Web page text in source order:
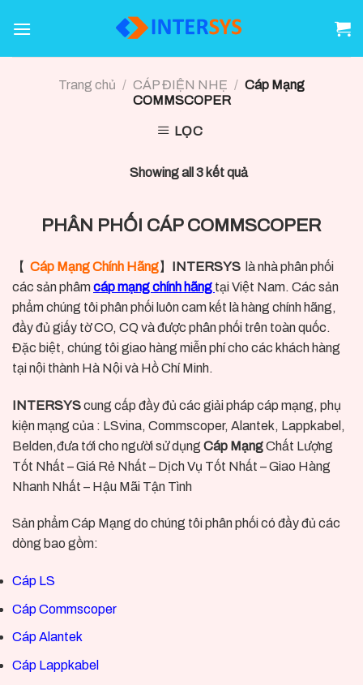
Trang chủ / CÁP ĐIỆN NHẸ / Cáp Mạng
COMMSCOPER
LỌC
Showing all 3 kết quả
PHÂN PHỐI CÁP COMMSCOPER
【 Cáp Mạng Chính Hãng】 INTERSYS là nhà phân phối
các sản phâmcáp mạng chính hãng tại Việt Nam. Các sản
phẩm chúng tôi phân phối luôn cam kết là hàng chính hãng,
đầy đủ giấy tờ CO, CQ và được phân phối trên toàn quốc.
Đặc biệt, chúng tôi giao hàng miễn phí cho các khách hàng
tại nội thành Hà Nội và Hồ Chí Minh.
INTERSYScung cấp đầy đủ các giải pháp cáp mạng, phụ
kiện mạng của : LSvina, Commscoper, Alantek, Lappkabel,
Belden,đưa tới cho người sử dụng Cáp MạngChất Lượng
Tốt Nhất – Giá Rẻ Nhất – Dịch Vụ Tốt Nhất – Giao Hàng
Nhanh Nhất – Hậu Mãi Tận Tình
Sản phẩm Cáp Mạng do chúng tôi phân phối có đầy đủ các
dòng bao gồm:
Cáp LS
Cáp Commscoper
Cáp Alantek
Cáp Lappkabel